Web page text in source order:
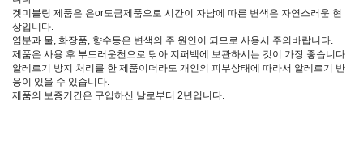
겟미블링 제품은 은or도금제품으로 시간이 자남에 따른 변색은 자연스러운 현
상입니다.
염분과 물, 화장품, 향수등은 변색의 주 원인이 되므로 사용시 주의바랍니다.
제품은 사용 후 부드러운천으로 닦아 지퍼백에 보관하시는 것이 가장 좋습니다.
알레르기 방지 처리를 한 제품이더라도 개인의 피부상태에 따라서 알레르기 반
응이 있을 수 있습니다.
제품의 보증기간은 구입하신 날로부터 2년입니다.